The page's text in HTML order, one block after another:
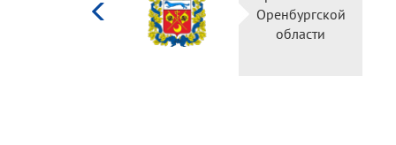
Оренбургской
области